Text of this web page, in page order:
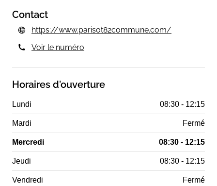
Contact
https://www.parisot82commune.com/
Voir le numéro
Horaires d'ouverture
Lundi 08:30 - 12:15
Mardi Fermé
Mercredi 08:30 - 12:15
Jeudi 08:30 - 12:15
Vendredi Fermé